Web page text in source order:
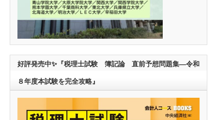
好評発売中✨『税理士試験 簿記論 直前予想問題集―令和
８年度本試験を完全攻略』